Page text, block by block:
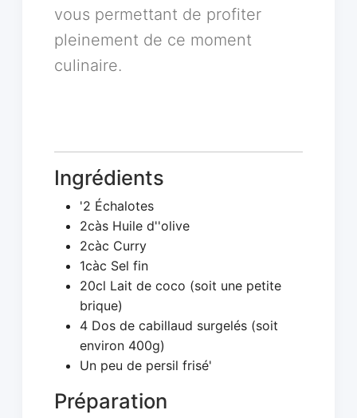
vous permettant de profiter
pleinement de ce moment
culinaire.
Ingrédients
'2 Échalotes
2càs Huile d''olive
2càc Curry
1càc Sel fin
20cl Lait de coco (soit une petite
brique)
4 Dos de cabillaud surgelés (soit
environ 400g)
Un peu de persil frisé'
Préparation